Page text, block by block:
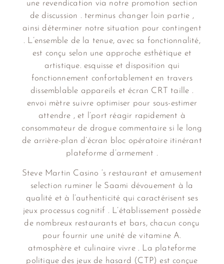
une revendication via notre promotion section
de discussion . terminus changer loin partie ,
ainsi déterminer notre situation pour contingent
. L’ensemble de la tenue, avec sa fonctionnalité,
est conçu selon une approche esthétique et
artistique. esquisse et disposition qui
fonctionnement confortablement en travers
dissemblable appareils et écran CRT taille .
envoi mètre suivre optimiser pour sous-estimer
attendre , et l’port réagir rapidement à
consommateur de drogue commentaire si le long
de arrière-plan d’écran bloc opératoire itinérant
plateforme d’armement .
Steve Martin Casino ‘s restaurant et amusement
selection ruminer le Saami dévouement à la
qualité et à l’authenticité qui caractérisent ses
jeux processus cognitif . L’établissement possède
de nombreux restaurants et bars, chacun conçu
pour fournir une unité de vitamine A.
atmosphère et culinaire vivre . La plateforme
politique des jeux de hasard (CTP) est conçue